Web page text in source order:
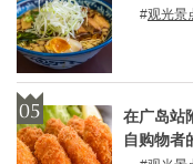
观光景
在广岛站
自购物者